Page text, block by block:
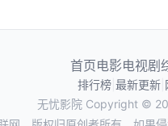
首页电影电视剧
排行榜| 最新更新|
无忧影院 Copyright ©